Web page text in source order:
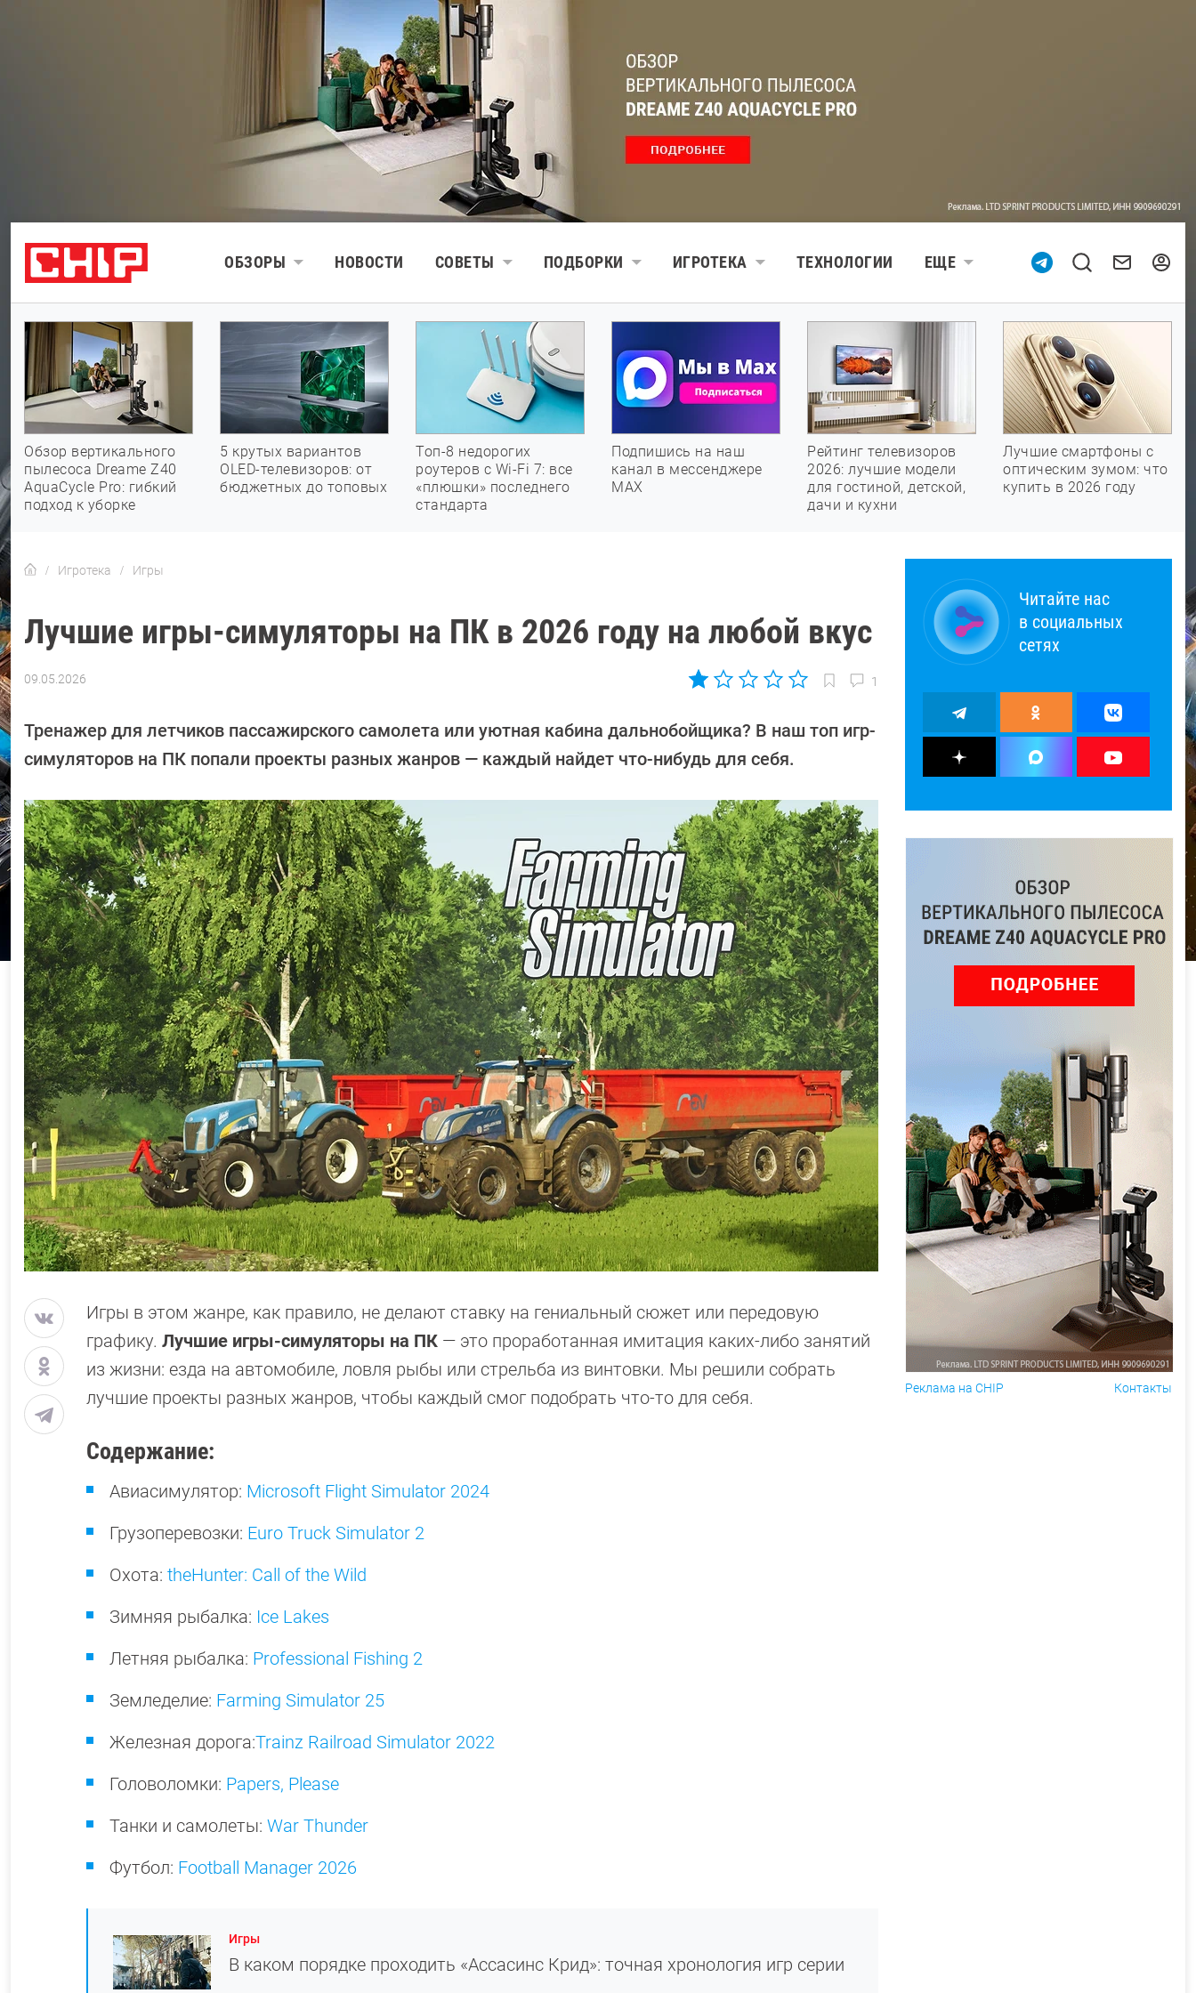
ОБЗОРЫ НОВОСТИ СОВЕТЫ ПОДБОРКИ ИГРОТЕКА ТЕХНОЛОГИИ ЕЩЕ
Обзор вертикального
пылесоса Dreame Z40
AquaCycle Pro: гибкий
подход к уборке
5 крутых вариантов
OLED-телевизоров: от
бюджетных до топовых
Топ-8 недорогих
роутеров с Wi-Fi 7: все
«плюшки» последнего
стандарта
Подпишись на наш
канал в мессенджере
МАХ
Рейтинг телевизоров
2026: лучшие модели
для гостиной, детской,
дачи и кухни
Лучшие смартфоны с
оптическим зумом: что
купить в 2026 году
Игротека Игры
Лучшие игры-симуляторы на ПК в 2026 году на любой вкус
09.05.2026
Забубенин
1
Тренажер для летчиков пассажирского самолета или уютная кабина дальнобойщика? В наш топ игр-
симуляторов на ПК попали проекты разных жанров — каждый найдет что-нибудь для себя.
Игры в этом жанре, как правило, не делают ставку на гениальный сюжет или передовую
графику. Лучшие игры-симуляторы на ПК — это проработанная имитация каких-либо занятий
из жизни: езда на автомобиле, ловля рыбы или стрельба из винтовки. Мы решили собрать
лучшие проекты разных жанров, чтобы каждый смог подобрать что-то для себя.
Содержание:
Авиасимулятор: Microsoft Flight Simulator 2024
Грузоперевозки: Euro Truck Simulator 2
Охота: theHunter: Call of the Wild
Зимняя рыбалка: Ice Lakes
Летняя рыбалка: Professional Fishing 2
Земледелие: Farming Simulator 25
Железная дорога:Trainz Railroad Simulator 2022
Головоломки: Papers, Please
Танки и самолеты: War Thunder
Футбол: Football Manager 2026
Игры
В каком порядке проходить «Ассасинс Крид»: точная хронология игр серии
Читайте нас
в социальных
сетях
Реклама на CHIP Контакты